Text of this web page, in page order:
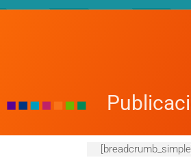
CA.DI.ME.
Cámara de